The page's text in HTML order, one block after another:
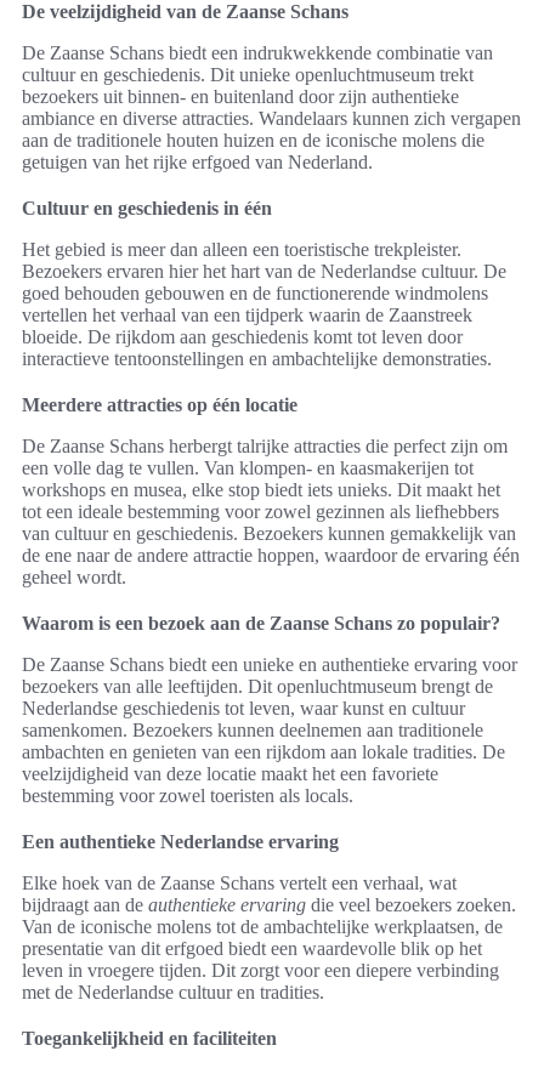
De veelzijdigheid van de Zaanse Schans
De Zaanse Schans biedt een indrukwekkende combinatie van
cultuur en geschiedenis. Dit unieke openluchtmuseum trekt
bezoekers uit binnen- en buitenland door zijn authentieke
ambiance en diverse attracties. Wandelaars kunnen zich vergapen
aan de traditionele houten huizen en de iconische molens die
getuigen van het rijke erfgoed van Nederland.
Cultuur en geschiedenis in één
Het gebied is meer dan alleen een toeristische trekpleister.
Bezoekers ervaren hier het hart van de Nederlandse cultuur. De
goed behouden gebouwen en de functionerende windmolens
vertellen het verhaal van een tijdperk waarin de Zaanstreek
bloeide. De rijkdom aan geschiedenis komt tot leven door
interactieve tentoonstellingen en ambachtelijke demonstraties.
Meerdere attracties op één locatie
De Zaanse Schans herbergt talrijke attracties die perfect zijn om
een volle dag te vullen. Van klompen- en kaasmakerijen tot
workshops en musea, elke stop biedt iets unieks. Dit maakt het
tot een ideale bestemming voor zowel gezinnen als liefhebbers
van cultuur en geschiedenis. Bezoekers kunnen gemakkelijk van
de ene naar de andere attractie hoppen, waardoor de ervaring één
geheel wordt.
Waarom is een bezoek aan de Zaanse Schans zo populair?
De Zaanse Schans biedt een unieke en authentieke ervaring voor
bezoekers van alle leeftijden. Dit openluchtmuseum brengt de
Nederlandse geschiedenis tot leven, waar kunst en cultuur
samenkomen. Bezoekers kunnen deelnemen aan traditionele
ambachten en genieten van een rijkdom aan lokale tradities. De
veelzijdigheid van deze locatie maakt het een favoriete
bestemming voor zowel toeristen als locals.
Een authentieke Nederlandse ervaring
Elke hoek van de Zaanse Schans vertelt een verhaal, wat
bijdraagt aan de authentieke ervaring die veel bezoekers zoeken.
Van de iconische molens tot de ambachtelijke werkplaatsen, de
presentatie van dit erfgoed biedt een waardevolle blik op het
leven in vroegere tijden. Dit zorgt voor een diepere verbinding
met de Nederlandse cultuur en tradities.
Toegankelijkheid en faciliteiten